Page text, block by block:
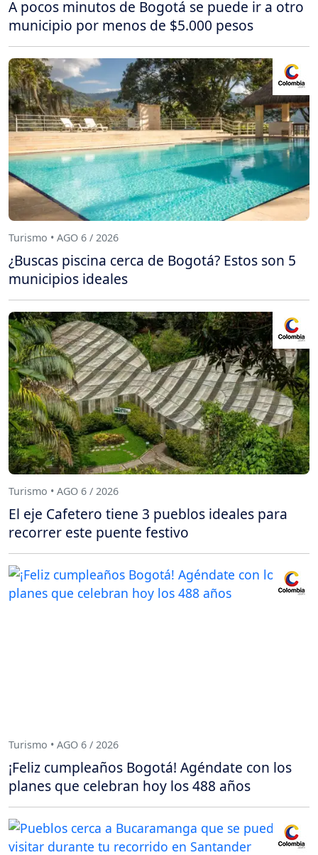
A pocos minutos de Bogotá se puede ir a otro
municipio por menos de $5.000 pesos
Turismo • AGO 6 / 2026
¿Buscas piscina cerca de Bogotá? Estos son 5
municipios ideales
Turismo • AGO 6 / 2026
El eje Cafetero tiene 3 pueblos ideales para
recorrer este puente festivo
Turismo • AGO 6 / 2026
¡Feliz cumpleaños Bogotá! Agéndate con los
planes que celebran hoy los 488 años